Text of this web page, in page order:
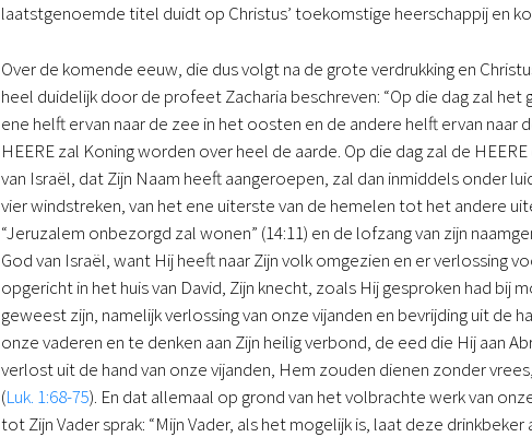
laatstgenoemde titel duidt op Christus’ toekomstige heerschappij en
Over de komende eeuw, die dus volgt na de grote verdrukking en
heel duidelijk door de profeet Zacharia beschreven: “Op die dag zal
ene helft ervan naar de zee in het oosten en de andere helft ervan naar
HEERE zal Koning worden over heel de aarde. Op die dag zal de
van Israël, dat Zijn Naam heeft aangeroepen, zal dan inmiddels onder
vier windstreken, van het ene uiterste van de hemelen tot het andere
“Jeruzalem onbezorgd zal wonen” (14:11) en de lofzang van zijn
God van Israël, want Hij heeft naar Zijn volk omgezien en er verlossing
opgericht in het huis van David, Zijn knecht, zoals Hij gesproken had bij
geweest zijn, namelijk verlossing van onze vijanden en bevrijding uit de
onze vaderen en te denken aan Zijn heilig verbond, de eed die Hij aan
verlost uit de hand van onze vijanden, Hem zouden dienen zonder
(Luk. 1:68-75). En dat allemaal op grond van het volbrachte werk van
tot Zijn Vader sprak: “Mijn Vader, als het mogelijk is, laat deze